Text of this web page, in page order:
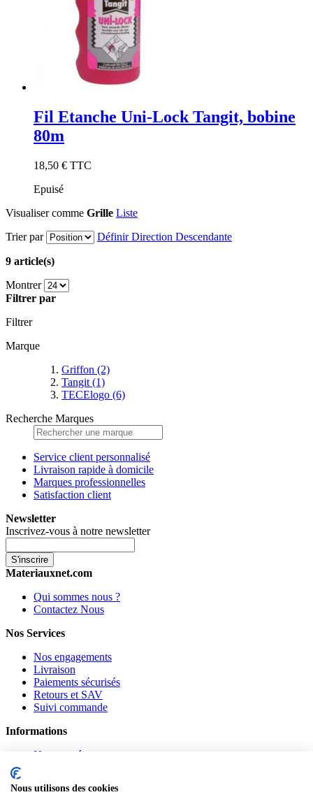
Fil Etanche Uni-Lock Tangit, bobine
80m
18,50 € TTC
Epuisé
Visualiser comme Grille Liste
Trier par
Définir Direction Descendante
9 article(s)
Montrer
Filtrer par
Filtrer
Marque
Griffon (2)
Tangit (1)
TECElogo (6)
Recherche Marques
Service client personnalisé
Livraison rapide à domicile
Marques professionnelles
Satisfaction client
Newsletter
Inscrivez-vous à notre newsletter
S'inscrire
Materiauxnet.com
Qui sommes nous ?
Contactez Nous
Nos Services
Nos engagements
Livraison
Paiements sécurisés
Retours et SAV
Suivi commande
Informations
Nouveautés
Confidentialité
Nous utilisons des cookies